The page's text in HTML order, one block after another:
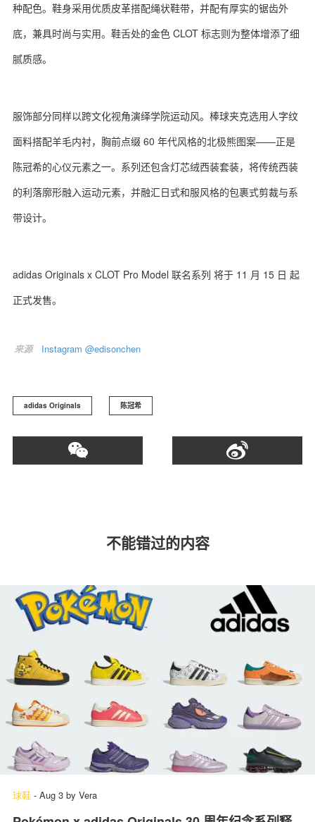
种配色。鞋身采用优质皮革搭配绳状鞋带，并配有厚实的锯齿外
底，兼具时尚与实用。鞋舌处的金色 CLOT 标志则为整体增添了细
腻质感。
服饰部分同样以跨文化视角演绎学院运动风。棒球夹克选用人字纹
面料搭配羊毛内衬，胸前点缀 60 年代风格的北极熊图案——正是
陈冠希的心仪元素之一。系列还包含灯芯绒西装套装，将传统西装
的利落廓形融入运动元素，并融汇日式和服风格的包裹式剪裁与系
带设计。
adidas Originals x CLOT Pro Model 联名系列 将于 11 月 15 日 起
正式发售。
来源 Instagram @edisonchen
adidas Originals 陈冠希
不能错过的内容
球鞋 - Aug 3 by Vera